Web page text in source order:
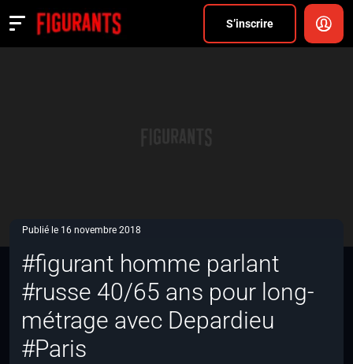
S’inscrire
Actualités
Publié le 16 novembre 2018
#figurant homme parlant
#russe 40/65 ans pour long-
métrage avec Depardieu
#Paris